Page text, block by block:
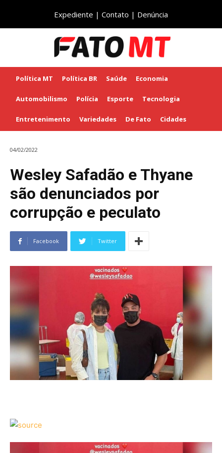
Expediente | Contato | Denúncia
Política MT Política BR Saúde Economia
Automobilismo Polícia Esporte Tecnologia
Entretenimento Variedades De Fato Cidades
04/02/2022
Wesley Safadão e Thyane
são denunciados por
corrupção e peculato
Facebook Twitter